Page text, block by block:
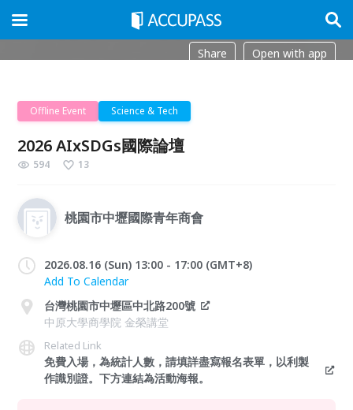
Share Open with app
Offline Event Science & Tech
2026 AIxSDGs國際論壇
594 13
桃園市中壢國際青年商會
2026.08.16 (Sun) 13:00 - 17:00 (GMT+8)
Add To Calendar
台灣桃園市中壢區中北路200號
中原大學商學院 金榮講堂
Related Link
免費入場，為統計人數，請填詳盡寫報名表單，以利製
作識別證。下方連結為活動海報。